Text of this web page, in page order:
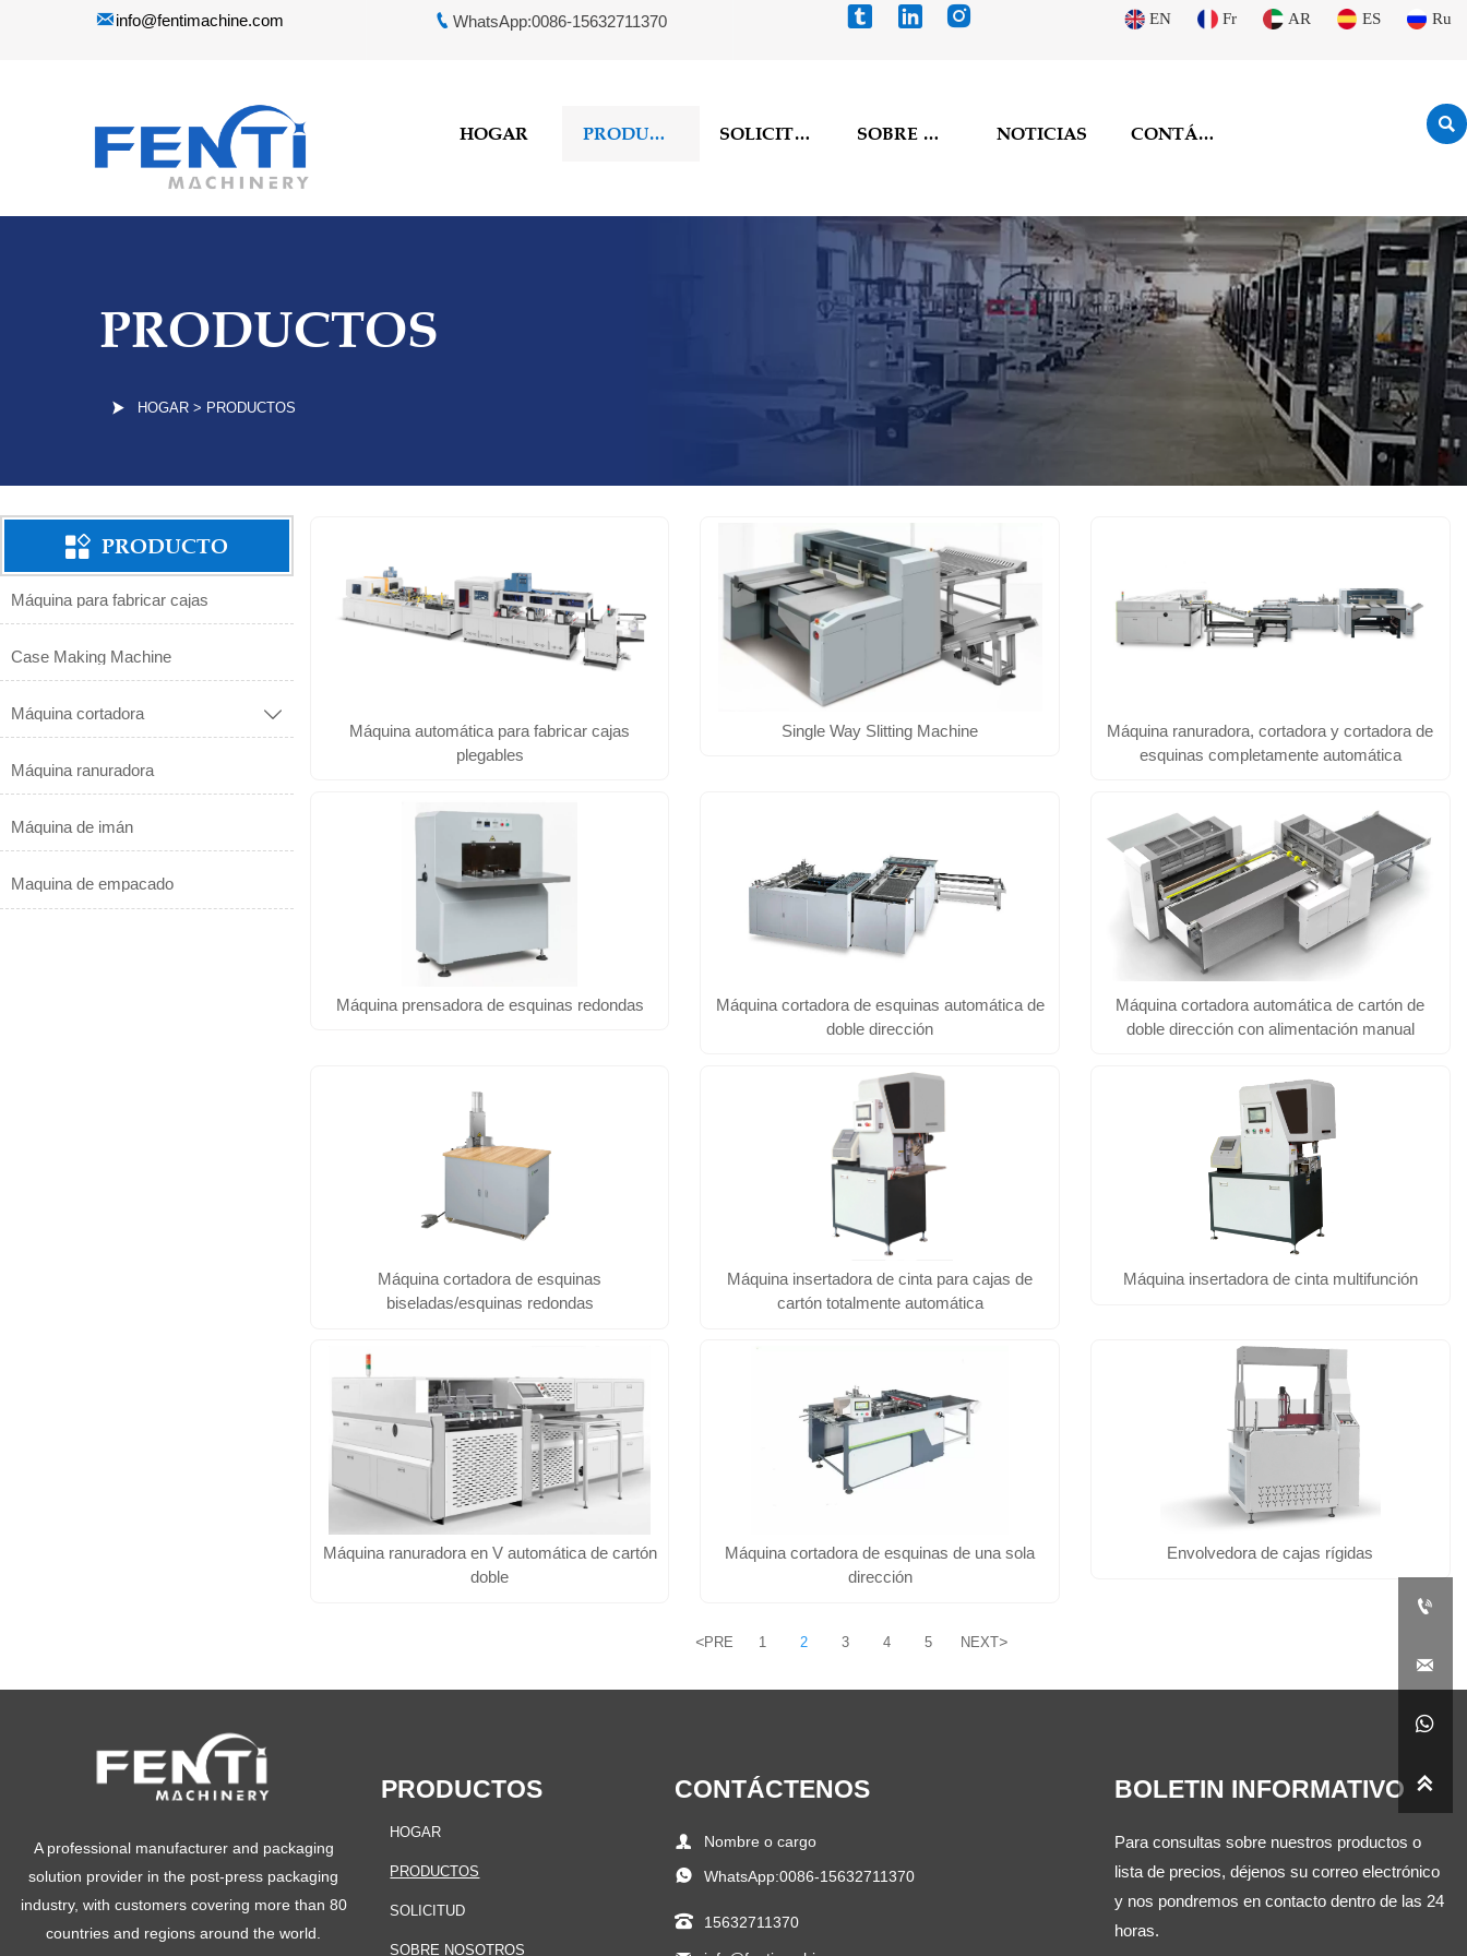
info@fentimachine.com WhatsApp:0086-15632711370    EN Fr AR ES Ru
HOGAR PRODUCTOS SOLICITUD SOBRE NOSOTROS NOTICIAS CONTÁCTENOS 
PRODUCTOS
 HOGAR > PRODUCTOS
 PRODUCTO
Máquina para fabricar cajas
Case Making Machine
Máquina cortadora 
Máquina ranuradora
Máquina de imán
Maquina de empacado
Máquina automática para fabricar cajas
plegables
Single Way Slitting Machine
Máquina ranuradora, cortadora y cortadora de
esquinas completamente automática
Máquina prensadora de esquinas redondas
Máquina cortadora de esquinas automática de
doble dirección
Máquina cortadora automática de cartón de
doble dirección con alimentación manual
Máquina cortadora de esquinas
biseladas/esquinas redondas
Máquina insertadora de cinta para cajas de
cartón totalmente automática
Máquina insertadora de cinta multifunción
Máquina ranuradora en V automática de cartón
doble
Máquina cortadora de esquinas de una sola
dirección
Envolvedora de cajas rígidas
<PRE 1 2 3 4 5 NEXT>
A professional manufacturer and packaging
solution provider in the post-press packaging
industry, with customers covering more than 80
countries and regions around the world.
PRODUCTOS
HOGAR
PRODUCTOS
SOLICITUD
SOBRE NOSOTROS
CONTÁCTENOS
 Nombre o cargo
 WhatsApp:0086-15632711370
 15632711370
BOLETIN INFORMATIVO
Para consultas sobre nuestros productos o
lista de precios, déjenos su correo electrónico
y nos pondremos en contacto dentro de las 24
horas.



